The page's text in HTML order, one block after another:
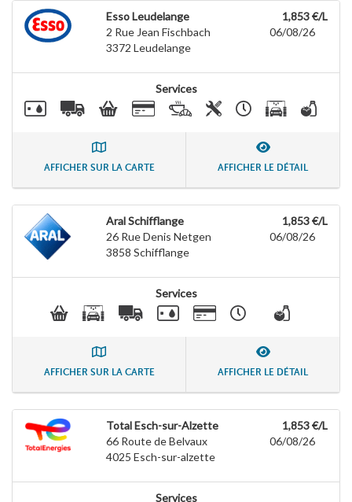
Esso Leudelange
2 Rue Jean Fischbach
3372 Leudelange
1,853 €/L
06/08/26
Services
AFFICHER SUR LA CARTE AFFICHER LE DÉTAIL
Aral Schifflange
26 Rue Denis Netgen
3858 Schifflange
1,853 €/L
06/08/26
Services
AFFICHER SUR LA CARTE AFFICHER LE DÉTAIL
Total Esch-sur-Alzette
66 Route de Belvaux
4025 Esch-sur-alzette
1,853 €/L
06/08/26
Services